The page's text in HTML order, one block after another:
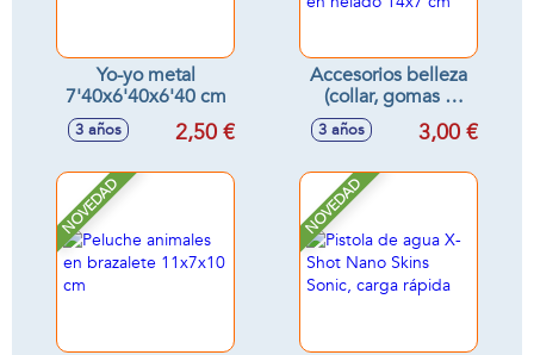
Yo-yo metal
7'40x6'40x6'40 cm
3 años 2,50 €
Accesorios belleza
(collar, gomas y
pinzas para el pelo)
en helado 14x7 cm
3 años 3,00 €
NOVEDAD NOVEDAD